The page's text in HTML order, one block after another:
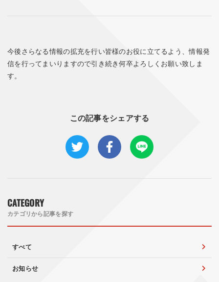
今後さらなる情報の拡充を行い皆様のお役に立てるよう、情報発
信を行ってまいりますので引き続き何卒よろしくお願い致しま
す。
この記事をシェアする
CATEGORY
カテゴリから記事を探す
すべて
お知らせ